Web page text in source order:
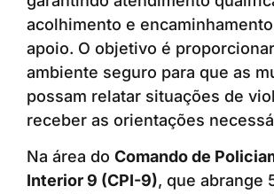
acolhimento e
apoio. O objetivo é
ambiente seguro para que as
possam relatar situações de
receber as orientações
Na área do Comando de
Interior 9 (CPI-9), que abrange